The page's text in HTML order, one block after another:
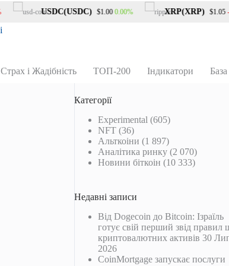
USDC(USDC) $1.00 0.00% XRP(XRP) $1.05 -
Страх і Жадібність ТОП-200 Індикатори
Категорії
Experimental (605)
NFT (36)
Альткоіни (1 897)
Аналітика ринку (2 070)
Новини біткоін (10 333)
Недавні записи
Від Dogecoin до Bitcoin: Ізраїль
готує свій перший звід правил
криптовалютних активів 30
2026
CoinMortgage запускає послуги